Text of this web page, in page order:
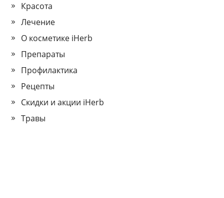
Красота
Лечение
О косметике iHerb
Препараты
Профилактика
Рецепты
Скидки и акции iHerb
Травы